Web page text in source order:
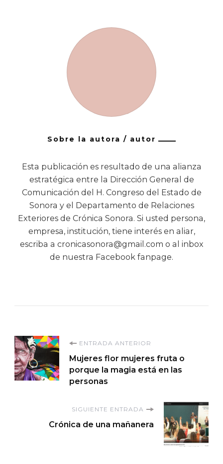
Sobre la autora / autor
Esta publicación es resultado de una alianza
estratégica entre la Dirección General de
Comunicación del H. Congreso del Estado de
Sonora y el Departamento de Relaciones
Exteriores de Crónica Sonora. Si usted persona,
empresa, institución, tiene interés en aliar,
escriba a cronicasonora@gmail.com o al inbox
de nuestra Facebook fanpage.
Navegación
de
ENTRADA ANTERIOR
Mujeres flor mujeres fruta o
porque la magia está en las
personas
SIGUIENTE ENTRADA
Crónica de una mañanera